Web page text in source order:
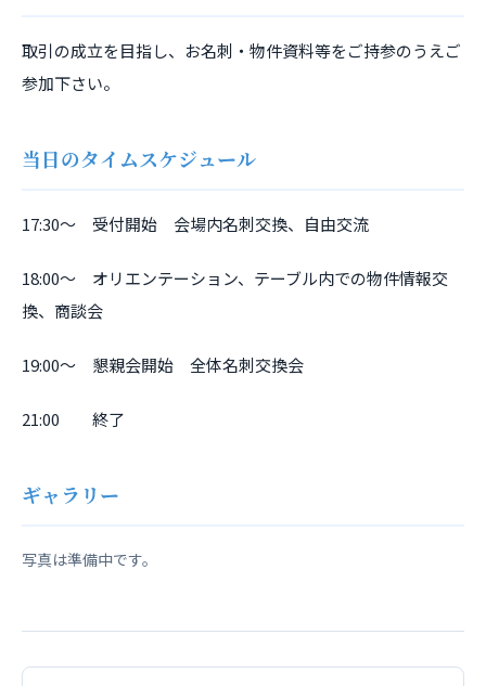
取引の成立を目指し、お名刺・物件資料等をご持参のうえご
参加下さい。
当日のタイムスケジュール
17:30～ 受付開始 会場内名刺交換、自由交流
18:00～ オリエンテーション、テーブル内での物件情報交
換、商談会
19:00～ 懇親会開始 全体名刺交換会
21:00 終了
ギャラリー
写真は準備中です。